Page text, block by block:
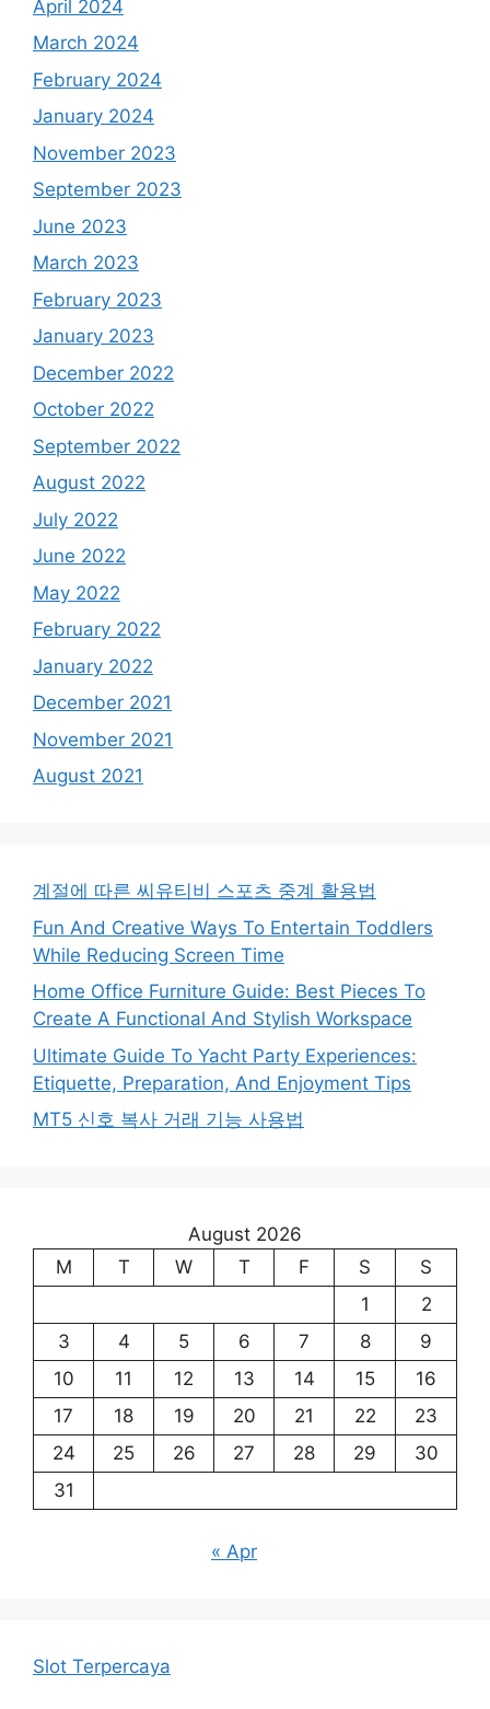
April 2024
March 2024
February 2024
January 2024
November 2023
September 2023
June 2023
March 2023
February 2023
January 2023
December 2022
October 2022
September 2022
August 2022
July 2022
June 2022
May 2022
February 2022
January 2022
December 2021
November 2021
August 2021
계절에 따른 씨유티비 스포츠 중계 활용법
Fun And Creative Ways To Entertain Toddlers
While Reducing Screen Time
Home Office Furniture Guide: Best Pieces To
Create A Functional And Stylish Workspace
Ultimate Guide To Yacht Party Experiences:
Etiquette, Preparation, And Enjoyment Tips
MT5 신호 복사 거래 기능 사용법
August 2026
M
T W T F S
S
1
2
3
4 5 6 7 8
9
10
11 12 13 14 15
16
17
18 19 20 21 22
23
24
25 26 27 28 29
30
31
« Apr
Slot Terpercaya